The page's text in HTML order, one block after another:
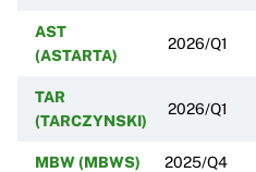
AST
(ASTARTA)
2026/Q1
TAR
(TARCZYNSKI)
2026/Q1
MBW (MBWS) 2025/Q4